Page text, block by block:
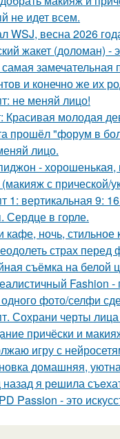
не идет всем.
WSJ, весна 2026
жакет (доломан)
и конечно же их
не меняй лицо!
Красивая молодая
прошёл "форум в
лицо.
- хорошенькая,
с прической/
1: вертикальная 9:
Сердце в горле.
кафе, ночь,
страх перед
съёмка на белой
Fashion -
одного фото/селфи
Сохрани черты
причёски и
игру с
домашняя,
я рeшила
Passion - это